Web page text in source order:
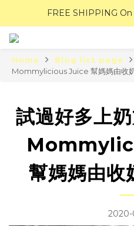
FREE SHIPPING
Home Blog list page
Mommylicious Juice 幫媽媽由收
試過好多上
幫媽媽由收
2020-